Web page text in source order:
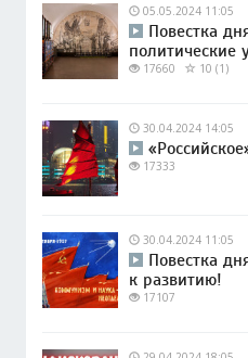
05.05.2024 11:05
Повестка
политические
17660 10 (1)
30.04.2024 14:05
17333
30.04.2024 11:05
Повестка
к развитию!
17107